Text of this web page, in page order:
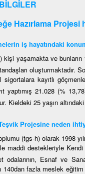
Hazırlama
iş hayatındaki
kişi yaşamakta ve
oluşturmaktadır.
kayıtlı
yaptımış 21.028 (%
Kieldeki 25 yaşın
Projesine neden
(tgs-h) olarak 1998
maddi destekleriyle
Esnaf ve
140dan fazla meslek